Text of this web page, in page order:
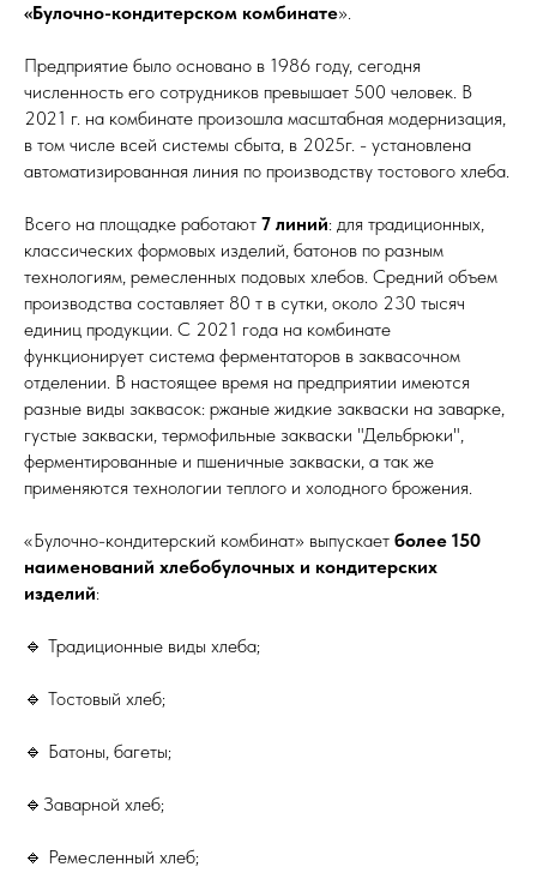
«Булочно-кондитерском комбинате».
Предприятие было основано в 1986 году, сегодня
численность его сотрудников превышает 500 человек. В
2021 г. на комбинате произошла масштабная модернизация,
в том числе всей системы сбыта, в 2025г. - установлена
автоматизированная линия по производству тостового хлеба.
Всего на площадке работают 7 линий: для традиционных,
классических формовых изделий, батонов по разным
технологиям, ремесленных подовых хлебов. Средний объем
производства составляет 80 т в сутки, около 230 тысяч
единиц продукции. С 2021 года на комбинате
функционирует система ферментаторов в заквасочном
отделении. В настоящее время на предприятии имеются
разные виды заквасок: ржаные жидкие закваски на заварке,
густые закваски, термофильные закваски "Дельбрюки",
ферментированные и пшеничные закваски, а так же
применяются технологии теплого и холодного брожения.
«Булочно-кондитерский комбинат» выпускает более 150
наименований хлебобулочных и кондитерских
изделий:
🔹 Традиционные виды хлеба;
🔹 Тостовый хлеб;
🔹 Батоны, багеты;
🔹Заварной хлеб;
🔹 Ремесленный хлеб;